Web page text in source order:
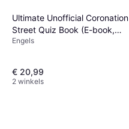
Ultimate Unofficial Coronation
Street Quiz Book (E-book,
2015)
Engels
€ 20,99
2 winkels